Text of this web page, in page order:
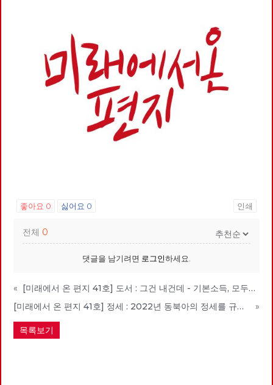
좋아요 0 싫어요 0 인쇄
전체 0
댓글을 남기려면 로그인하세요.
«
[미래에서 온 편지 41호] 도서 : 그건 내건데 - 기본소득, 모두가 차별없이 찾아야 할 권리
[미래에서 온 편지 41호] 정세 : 2022년 동북아의 정세를 규정하는 네 가지 요인
»
목록보기